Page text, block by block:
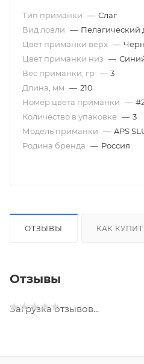
Тип приманки — Слаг
Вид ловли — Пелагический
Цвет приманки верх —
Цвет приманки низ —
Вес приманки, гр — 3
Длина, мм — 210
Номер цвета приманки —
Количество в упаковке — 3
Модель приманки — APS
Родина бренда — Россия
ОТЗЫВЫ КАК
Отзывы
Загрузка отзывов...